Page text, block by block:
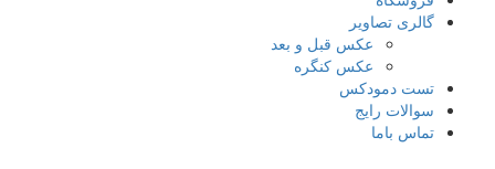
گالری تصاویر
عکس قبل و بعد
عکس کنگره
تست دمودکس
سوالات رایج
تماس باما